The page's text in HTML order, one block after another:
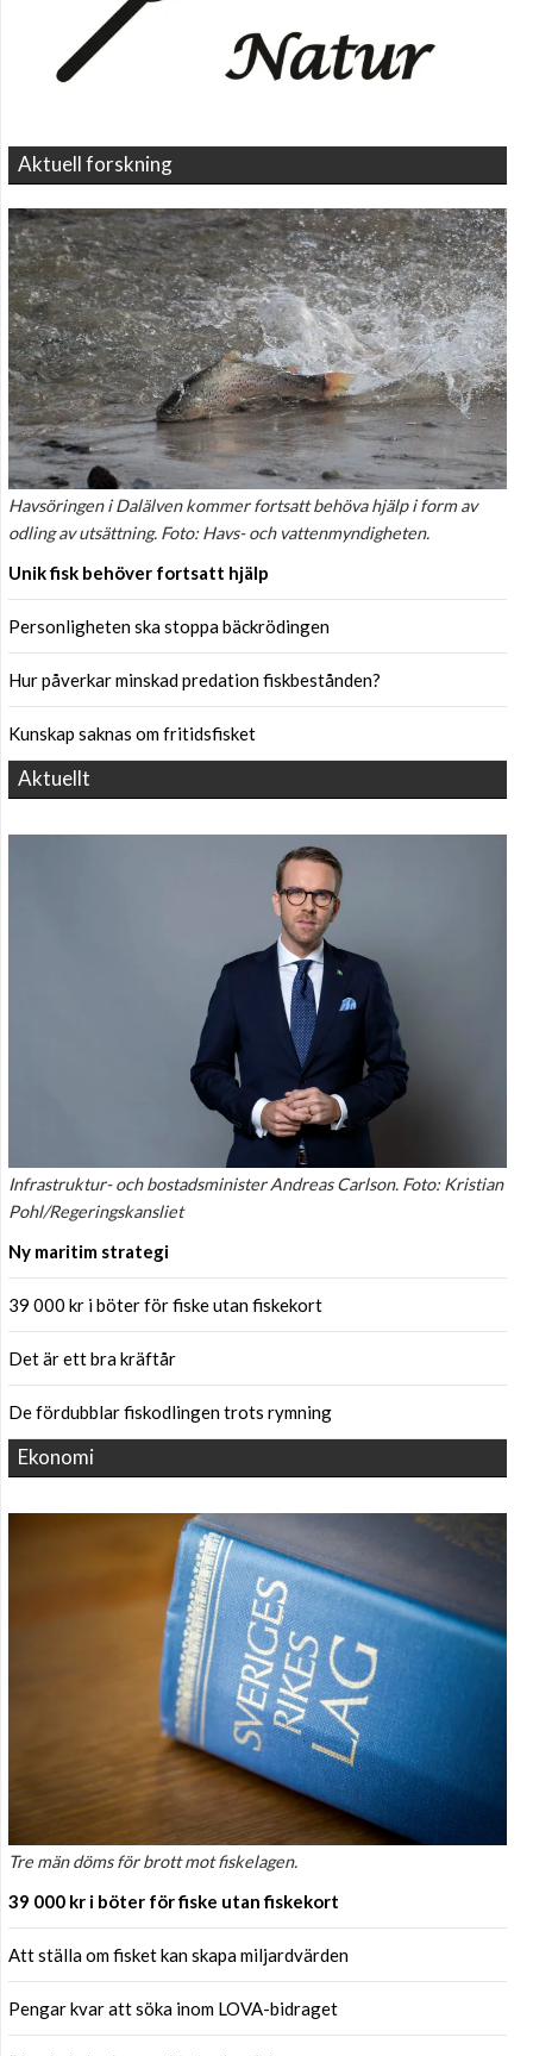
Aktuell forskning
Havsöringen i Dalälven kommer fortsatt behöva hjälp i form av
odling av utsättning. Foto: Havs- och vattenmyndigheten.
Unik fisk behöver fortsatt hjälp
Personligheten ska stoppa bäckrödingen
Hur påverkar minskad predation fiskbestånden?
Kunskap saknas om fritidsfisket
Aktuellt
Infrastruktur- och bostadsminister Andreas Carlson. Foto: Kristian
Pohl/Regeringskansliet
Ny maritim strategi
39 000 kr i böter för fiske utan fiskekort
Det är ett bra kräftår
De fördubblar fiskodlingen trots rymning
Ekonomi
Tre män döms för brott mot fiskelagen.
39 000 kr i böter för fiske utan fiskekort
Att ställa om fisket kan skapa miljardvärden
Pengar kvar att söka inom LOVA-bidraget